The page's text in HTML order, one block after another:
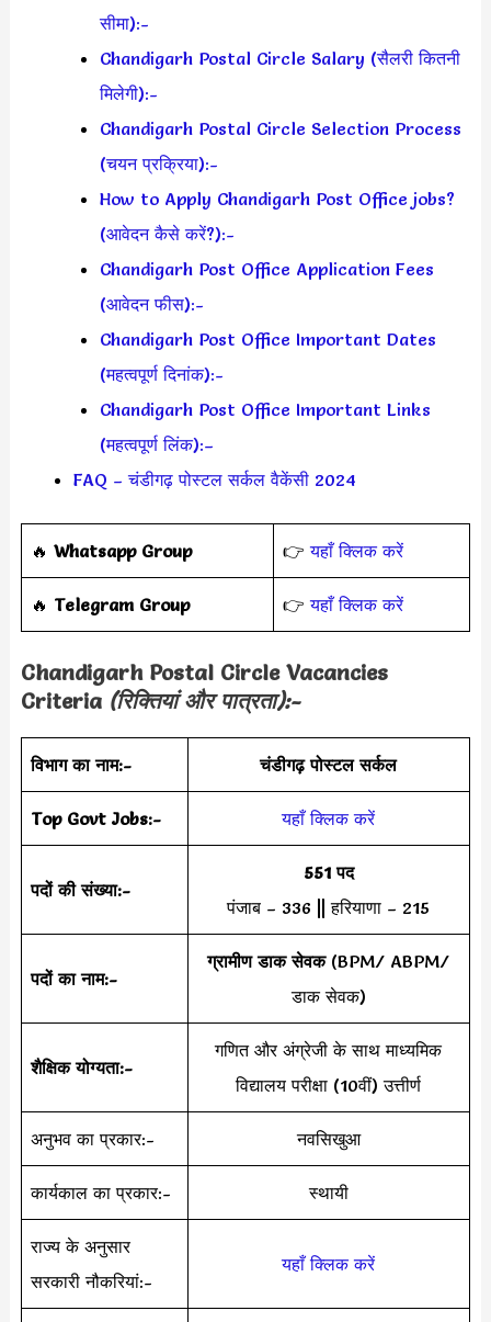
सीमा):-
Chandigarh Postal Circle Salary (सैलरी कितनी
मिलेगी):-
Chandigarh Postal Circle Selection Process
(चयन प्रक्रिया):-
How to Apply Chandigarh Post Office jobs?
(आवेदन कैसे करें?):-
Chandigarh Post Office Application Fees
(आवेदन फीस):-
Chandigarh Post Office Important Dates
(महत्वपूर्ण दिनांक):-
Chandigarh Post Office Important Links
(महत्वपूर्ण लिंक):–
FAQ – चंडीगढ़ पोस्टल सर्कल वैकेंसी 2024
🔥 Whatsapp Group 👉यहाँ क्लिक करें
‎️‍🔥 Telegram Group 👉यहाँ क्लिक करें
Chandigarh Postal Circle Vacancies
Criteria (रिक्तियां और पात्रता):-
विभाग का नाम:- चंडीगढ़ पोस्टल सर्कल
Top Govt Jobs:- यहाँ क्लिक करें
पदों की संख्या:-
551 पद
पंजाब – 336 || हरियाणा – 215
पदों का नाम:-
ग्रामीण डाक सेवक (BPM/ ABPM/
डाक सेवक)
शैक्षिक योग्यता:-
गणित और अंग्रेजी के साथ माध्यमिक
विद्यालय परीक्षा (10वीं) उत्तीर्ण
अनुभव का प्रकार:- नवसिखुआ
कार्यकाल का प्रकार:- स्थायी
राज्य के अनुसार
सरकारी नौकरियां:-
यहाँ क्लिक करें